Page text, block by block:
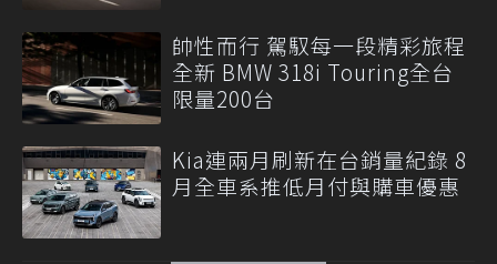
帥性而行 駕馭每一段精彩旅程
全新 BMW 318i Touring全台
限量200台
Kia連兩月刷新在台銷量紀錄 8
月全車系推低月付與購車優惠